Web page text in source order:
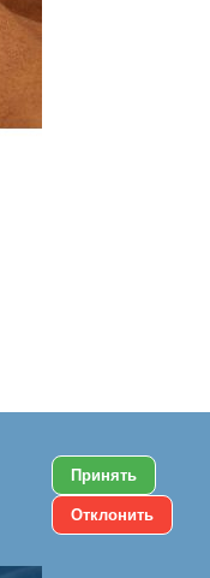
Принять
Отклонить